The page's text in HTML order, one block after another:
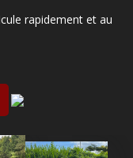
rapidement et au